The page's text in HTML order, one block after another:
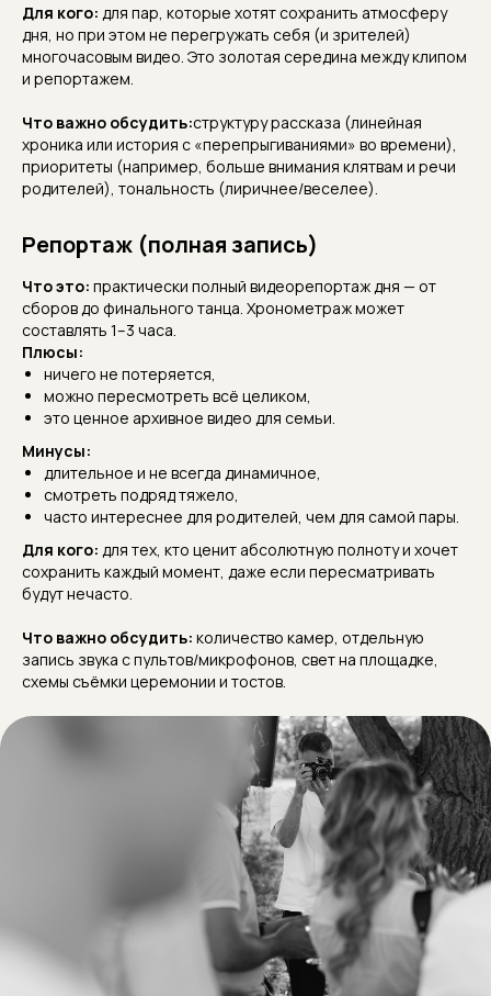
Для кого: для пар, которые хотят сохранить атмосферу
дня, но при этом не перегружать себя (и зрителей)
многочасовым видео. Это золотая середина между клипом
и репортажем.
Что важно обсудить:структуру рассказа (линейная
хроника или история с «перепрыгиваниями» во времени),
приоритеты (например, больше внимания клятвам и речи
родителей), тональность (лиричнее/веселее).
Репортаж (полная запись)
Что это: практически полный видеорепортаж дня — от
сборов до финального танца. Хронометраж может
составлять 1–3 часа.
Плюсы:
ничего не потеряется,
можно пересмотреть всё целиком,
это ценное архивное видео для семьи.
Минусы:
длительное и не всегда динамичное,
смотреть подряд тяжело,
часто интереснее для родителей, чем для самой пары.
Для кого: для тех, кто ценит абсолютную полноту и хочет
сохранить каждый момент, даже если пересматривать
будут нечасто.
Что важно обсудить: количество камер, отдельную
запись звука с пультов/микрофонов, свет на площадке,
схемы съёмки церемонии и тостов.